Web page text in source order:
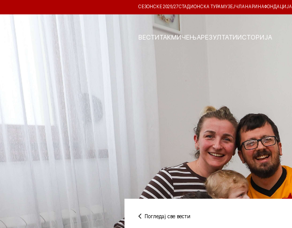
СЕЗОНСКЕ 2026/27СТАДИОНСКА ТУРА МУЗЕЈ ЧЛАНАРИНАФОНДАЦИЈА
ВЕСТИТАКМИЧЕЊАРЕЗУЛТАТИИСТОРИЈА
Погледај све вести